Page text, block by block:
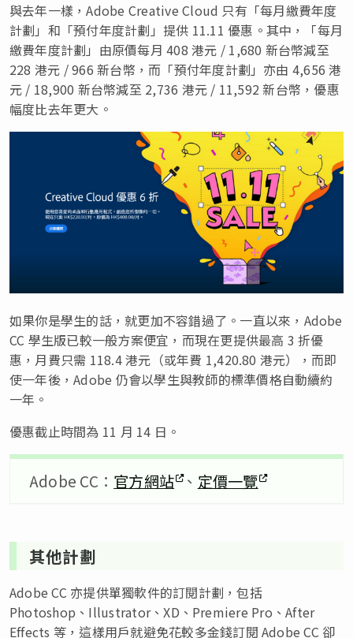
與去年一樣，Adobe Creative Cloud 只有「每月繳費年度
計劃」和「預付年度計劃」提供 11.11 優惠。其中，「每月
繳費年度計劃」由原價每月 408 港元 / 1,680 新台幣減至
228 港元 / 966 新台幣，而「預付年度計劃」亦由 4,656 港
元 / 18,900 新台幣減至 2,736 港元 / 11,592 新台幣，優惠
幅度比去年更大。
如果你是學生的話，就更加不容錯過了。一直以來，Adobe
CC 學生版已較一般方案便宜，而現在更提供最高 3 折優
惠，月費只需 118.4 港元（或年費 1,420.80 港元），而即
使一年後，Adobe 仍會以學生與教師的標準價格自動續約
一年。
優惠截止時間為 11 月 14 日。
Adobe CC： 官方網站 、 定價一覽
其他計劃
Adobe CC 亦提供單獨軟件的訂閱計劃，包括
Photoshop、Illustrator、XD、Premiere Pro、After
Effects 等，這樣用戶就避免花較多金錢訂閱 Adobe CC 卻